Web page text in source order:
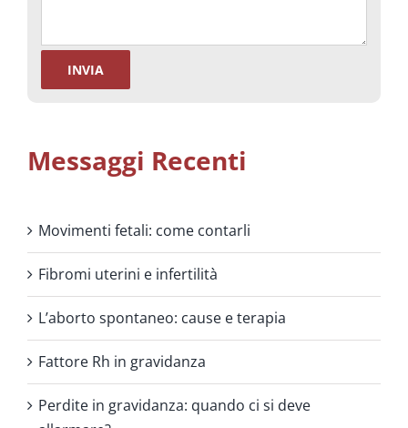
Messaggi Recenti
Movimenti fetali: come contarli
Fibromi uterini e infertilità
L’aborto spontaneo: cause e terapia
Fattore Rh in gravidanza
Perdite in gravidanza: quando ci si deve